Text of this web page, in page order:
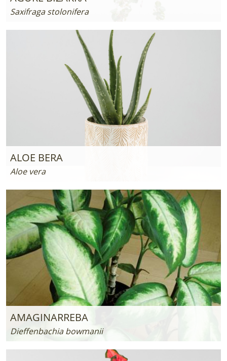
Saxifraga stolonifera
ALOE BERA
Aloe vera
AMAGINARREBA
Dieffenbachia bowmanii